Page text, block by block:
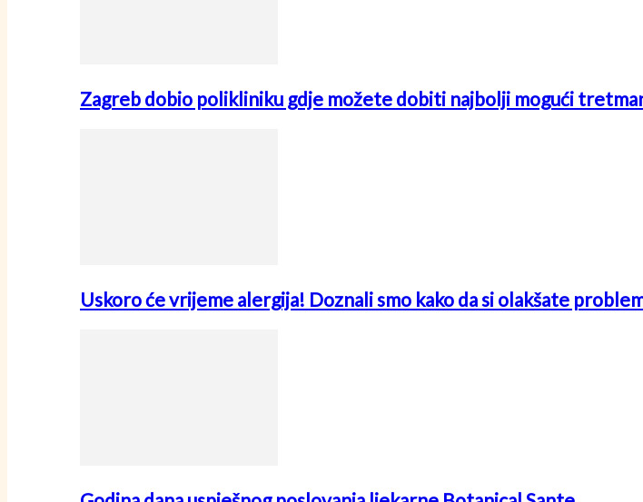
Zagreb dobio polikliniku gdje možete dobiti najbolji mogući
Uskoro će vrijeme alergija! Doznali smo kako da si olakšate